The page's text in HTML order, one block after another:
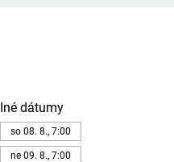
Iné dátumy
so 08. 8., 7:00
ne 09. 8., 7:00